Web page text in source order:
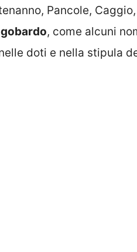
Pancole,
, come alcuni
doti e nella stipula